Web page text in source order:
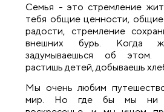
Семья - это стремление
тебя общие ценности,
радости, стремление
внешних бурь. Когда
задумываешься об этом.
растишь детей, добываешь
Мы очень любим
мир. Но где бы мы ни